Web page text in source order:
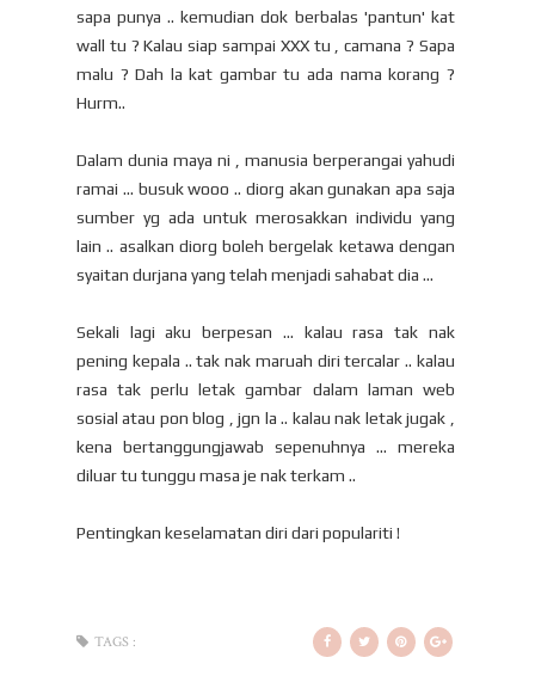
sapa punya .. kemudian dok berbalas 'pantun' kat
wall tu ? Kalau siap sampai XXX tu , camana ? Sapa
malu ? Dah la kat gambar tu ada nama korang ?
Hurm..
Dalam dunia maya ni , manusia berperangai yahudi
ramai ... busuk wooo .. diorg akan gunakan apa saja
sumber yg ada untuk merosakkan individu yang
lain .. asalkan diorg boleh bergelak ketawa dengan
syaitan durjana yang telah menjadi sahabat dia ...
Sekali lagi aku berpesan ... kalau rasa tak nak
pening kepala .. tak nak maruah diri tercalar .. kalau
rasa tak perlu letak gambar dalam laman web
sosial atau pon blog , jgn la .. kalau nak letak jugak ,
kena bertanggungjawab sepenuhnya ... mereka
diluar tu tunggu masa je nak terkam ..
Pentingkan keselamatan diri dari populariti !
TAGS :